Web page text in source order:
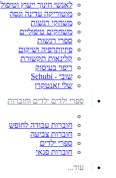
לאנשי חינוך ייעוץ וטיפול
מוטוריקה עדינה וגסה
משחקי רגשות
משחקים טיפוליים
ספרי רגשות
פיזיותרפיה ושיקום
קלינאות תקשורת
ריפוי בעיסוק
שובי - Schubi
שלי זאנטקרן
ספרי ילדים ילדים וחוברות
חוברות עבודה לחופש
חוברות צביעה
ספרי ילדים
חוברות פנאי
עוד...